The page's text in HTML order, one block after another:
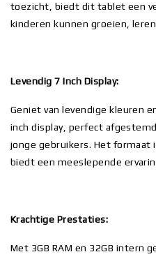
toezicht, biedt dit tablet een
kinderen kunnen groeien,
Levendig 7 Inch Display:
Geniet van levendige kleuren
inch display, perfect
jonge gebruikers. Het formaat
biedt een meeslepende
Krachtige Prestaties:
Met 3GB RAM en 32GB intern